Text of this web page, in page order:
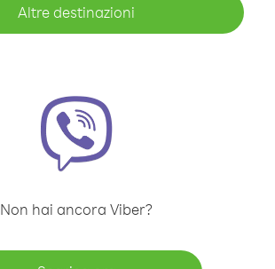
Altre destinazioni
Non hai ancora Viber?